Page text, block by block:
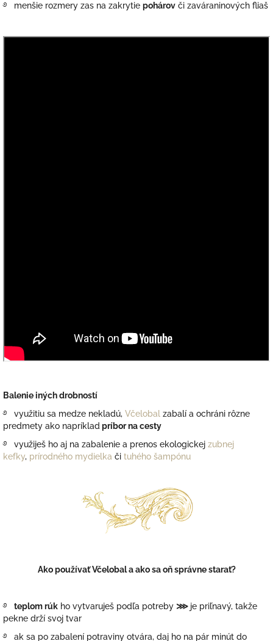
࿔ menšie rozmery zas na zakrytie pohárov či zaváraninových fliaš
Balenie iných drobností
࿔ využitiu sa medze nekladú, Včelobal zabalí a ochráni rôzne
predmety ako napríklad príbor na cesty
࿔ využiješ ho aj na zabalenie a prenos ekologickej zubnej
kefky, prírodného mydielka či tuhého šampónu
Ako používaťVčelobal a ako sa oň správne starať?
࿔ teplom rúk ho vytvaruješ podľa potreby ⋙ je priľnavý, takže
pekne drží svoj tvar
࿔ ak sa po zabalení potraviny otvára, daj ho na pár minút do